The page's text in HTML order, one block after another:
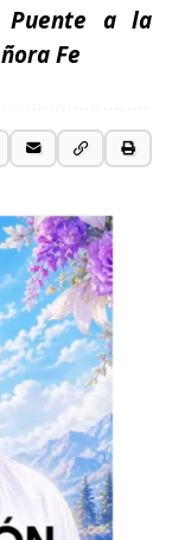
Puente a la
Fe